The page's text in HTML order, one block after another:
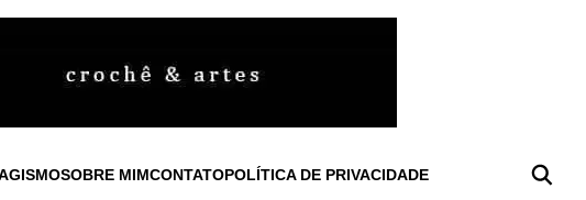
SOBRE MIMCONTATOPOLÍTICA DE PRIVACIDADE